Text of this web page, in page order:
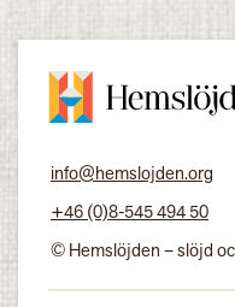
info@hemslojden.org
+46 (0)8-545 494 50
© Hemslöjden – slöjd